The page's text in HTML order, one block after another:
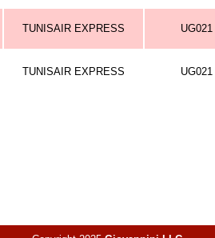
TUNISAIR EXPRESS UG021
TUNISAIR EXPRESS UG021